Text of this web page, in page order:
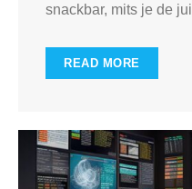
snackbar, mits je de
READ MORE